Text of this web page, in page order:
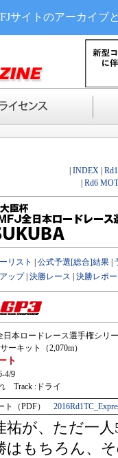
サイトのアーカイブ
INDEX
Rd6
リスト 公式予選[総合]結果
ップ| 決勝レース 決勝レポ
日本ロードレース選手権シリ
ーキット（2,070m）
ト
4/9
Track :ドライ
ト（PDF）
祐が、ただ一
はもちろん、